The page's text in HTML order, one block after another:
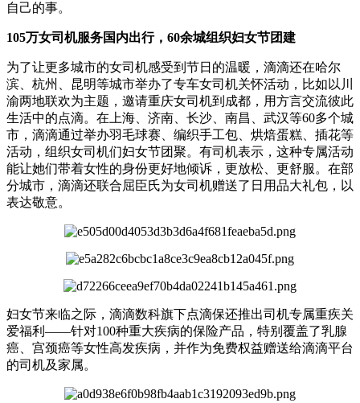
自己的事。
105万女司机服务国内出行，60余城组织妇女节团建
为了让更多城市的女司机感受到节日的温暖，滴滴还在哈尔
滨、杭州、昆明等城市举办了专车女司机关怀活动，比如以川
渝两地联欢为主题，邀请重庆女司机到成都，用方言交流彼此
生活中的点滴。在上海、济南、长沙、南昌、武汉等60多个城
市，滴滴通过举办羽毛球赛、编织手工包、烘焙蛋糕、插花等
活动，组织女司机们妇女节团聚。有司机表示，这种专属活动
能让她们带着女性的身份更好地倾诉，更放松、更舒服。在部
分城市，滴滴还联合屈臣氏为女司机赠送了日用品大礼包，以
表达敬意。
妇女节来临之际，滴滴数科旗下点滴保还推出司机专属重疾关
爱福利——针对100种重大疾病的保险产品，特别覆盖了乳腺
癌、宫颈癌等女性高发疾病，并作为免费权益赠送给滴滴平台
的司机及家属。